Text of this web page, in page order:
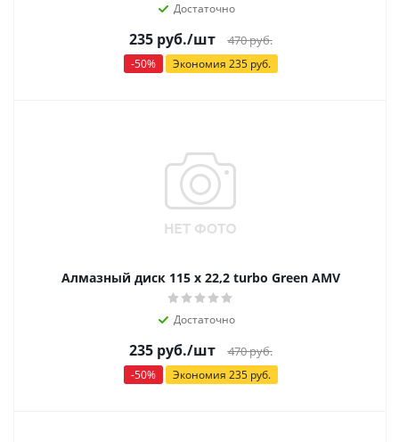
Достаточно
235руб./шт 470руб.
-50% Экономия 235руб.
Алмазный диск 115 х 22,2 turbo Green АМV
Достаточно
235руб./шт 470руб.
-50% Экономия 235руб.